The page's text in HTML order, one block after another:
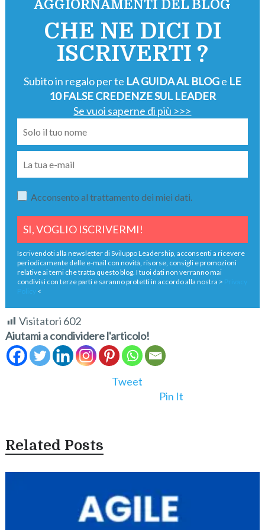
AGGIORNAMENTI DEL BLOG
CHE NE DICI DI
ISCRIVERTI ?
Subito in regalo per te LA GUIDA AL BLOGe LE
10 FALSE CREDENZE SUL LEADER
Se vuoi saperne di più >>>
Acconsento al trattamento dei miei dati.
Iscrivendoti alla newsletter di Sviluppo Leadership, acconsenti a ricevere
periodicamente delle e-mail con novità, risorse, consigli e promozioni
relative ai temi che tratta questo blog. I tuoi dati non verranno mai
condivisi con terze parti e saranno protetti in accordo alla nostra > Privacy
Policy
<
Visitatori 602
Aiutami a condividere l'articolo!
Tweet
Pin It
Related Posts